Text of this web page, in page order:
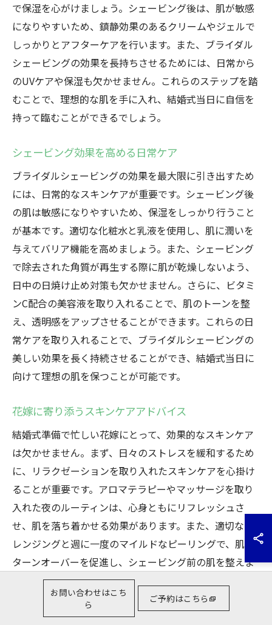
で保湿を心がけましょう。シェービング後は、肌が敏感
になりやすいため、鎮静効果のあるクリームやジェルで
しっかりとアフターケアを行います。また、ブライダル
シェービングの効果を長持ちさせるためには、日常から
のUVケアや保湿も欠かせません。これらのステップを踏
むことで、理想的な肌を手に入れ、結婚式当日に自信を
持って臨むことができるでしょう。
シェービング効果を高める日常ケア
ブライダルシェービングの効果を最大限に引き出すため
には、日常的なスキンケアが重要です。シェービング後
の肌は敏感になりやすいため、保湿をしっかり行うこと
が基本です。適切な化粧水と乳液を使用し、肌に潤いを
与えてバリア機能を高めましょう。また、シェービング
で除去された角質が再生する際に肌が乾燥しないよう、
日中の日焼け止め対策も欠かせません。さらに、ビタミ
ンC配合の美容液を取り入れることで、肌のトーンを整
え、透明感をアップさせることができます。これらの日
常ケアを取り入れることで、ブライダルシェービングの
美しい効果を長く持続させることができ、結婚式当日に
向けて理想の肌を保つことが可能です。
花嫁に寄り添うスキンケアアドバイス
結婚式準備で忙しい花嫁にとって、効果的なスキンケア
は欠かせません。まず、日々のストレスを緩和するため
に、リラクゼーションを取り入れたスキンケアを心掛け
ることが重要です。アロマテラピーやマッサージを取り
入れた夜のルーティンは、心身ともにリフレッシュさ
せ、肌を落ち着かせる効果があります。また、適切なク
レンジングと週に一度のマイルドなピーリングで、肌の
ターンオーバーを促進し、シェービング前の肌を整えま
しょう。最後に、ブライダルシェービングを受けた後
は、こまめな保湿と紫外線対策を徹底し、肌の輝きを維
持することが大切です。こうした心遣いが、結婚式とい
お問い合わせはこち
ら
ご予約はこちら